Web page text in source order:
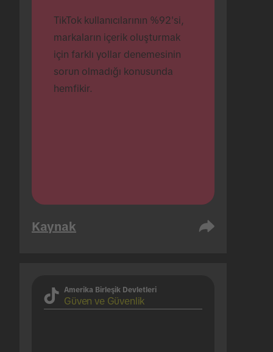
TikTok kullanıcılarının %92'si,
markaların içerik oluşturmak
için farklı yollar denemesinin
sorun olmadığı konusunda
hemfikir.
Kaynak
Amerika Birleşik Devletleri
Güven ve Güvenlik